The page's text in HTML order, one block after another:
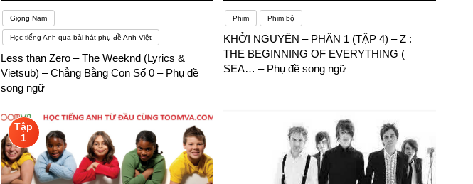
Giọng Nam
Học tiếng Anh qua bài hát phụ đề Anh-Việt
Less than Zero – The Weeknd (Lyrics &
Vietsub) – Chẳng Bằng Con Số 0 – Phụ đề
song ngữ
Phim Phim bộ
KHỞI NGUYÊN – PHẦN 1 (TẬP 4) – Z :
THE BEGINNING OF EVERYTHING (
SEA… – Phụ đề song ngữ
Tập
1